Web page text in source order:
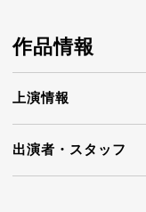
作品情報
上演情報
出演者・ スタッフ